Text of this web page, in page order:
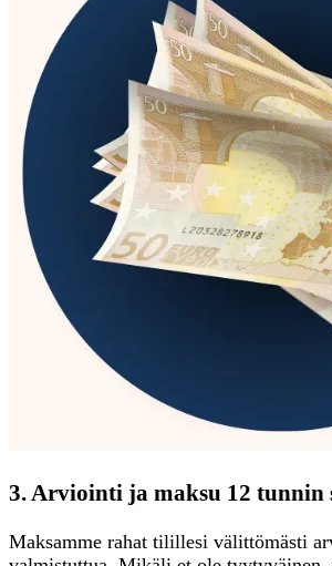
3. Arviointi ja maksu 12 tunnin
Maksamme rahat tilillesi välittömästi